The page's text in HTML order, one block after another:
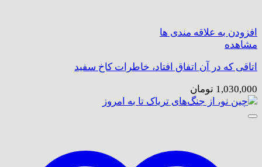
افزودن به علاقه مندی ها
مشاهده
اتاقی که در آن اتفاق افتاد، خاطرات کاخ سفید
1,030,000 تومان